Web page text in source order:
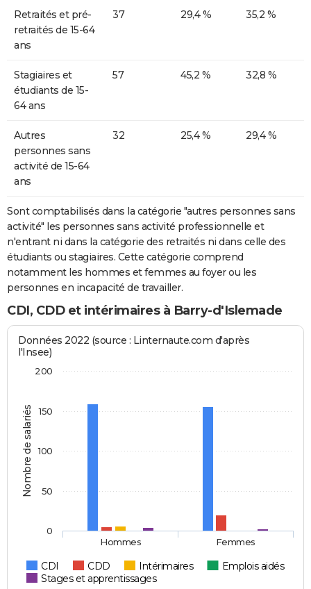
Retraités et pré-
retraités de 15-64
ans
37 29,4 % 35,2 %
Stagiaires et
étudiants de 15-
64 ans
57 45,2 % 32,8 %
Autres
personnes sans
activité de 15-64
ans
32 25,4 % 29,4 %
Sont comptabilisés dans la catégorie "autres personnes sans
activité" les personnes sans activité professionnelle et
n'entrant ni dans la catégorie des retraités ni dans celle des
étudiants ou stagiaires. Cette catégorie comprend
notamment les hommes et femmes au foyer ou les
personnes en incapacité de travailler.
CDI, CDD et intérimaires à Barry-d'Islemade
Nombre de salariés
Données 2022 (source : Linternaute.com d'après
l'Insee)
CDI CDD Intérimaires
Emplois aidés
Stages et apprentissages
Hommes Femmes
0
50
100
150
200